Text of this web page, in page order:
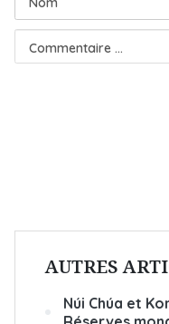
AUTRES
Núi Chúa et